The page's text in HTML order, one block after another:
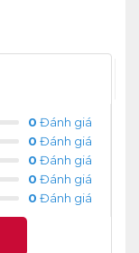
0 Đánh giá
0 Đánh giá
0 Đánh giá
0 Đánh giá
0 Đánh giá